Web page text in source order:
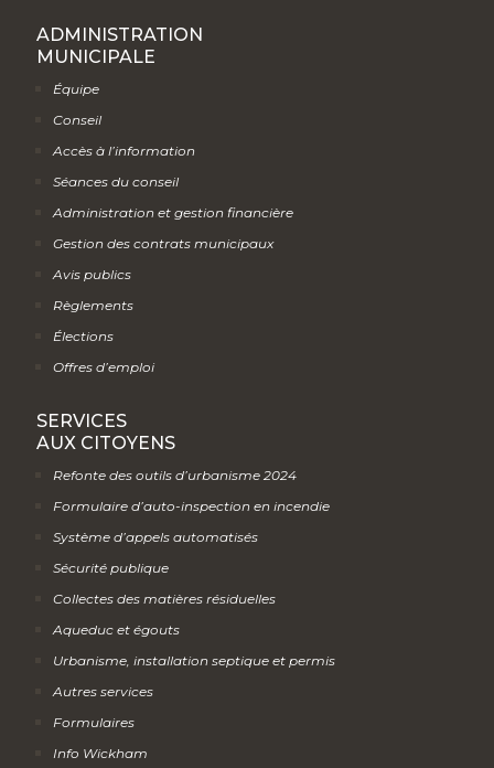
ADMINISTRATION
MUNICIPALE
Équipe
Conseil
Accès à l’information
Séances du conseil
Administration et gestion financière
Gestion des contrats municipaux
Avis publics
Règlements
Élections
Offres d’emploi
SERVICES
AUX CITOYENS
Refonte des outils d’urbanisme 2024
Formulaire d’auto-inspection en incendie
Système d’appels automatisés
Sécurité publique
Collectes des matières résiduelles
Aqueduc et égouts
Urbanisme, installation septique et permis
Autres services
Formulaires
Info Wickham